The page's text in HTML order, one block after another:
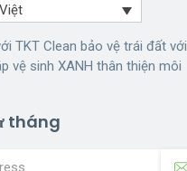
TKT Clean bảo vệ trái đất với
vệ sinh XANH thân thiện môi
tháng